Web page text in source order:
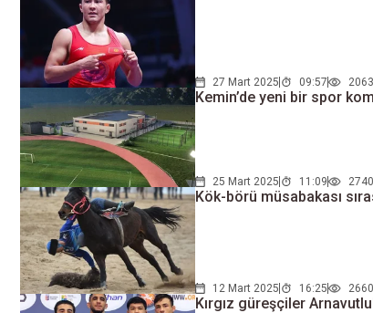
27 Mart 2025 09:57 2063
Kemin’de yeni bir spor
25 Mart 2025 11:09 2740
Kök-börü müsabakası
12 Mart 2025 16:25 2660
Kırgız güreşçiler